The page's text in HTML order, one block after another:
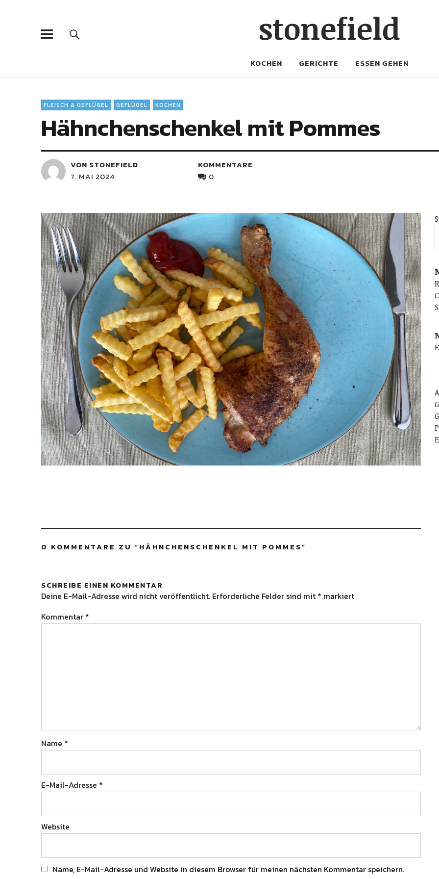
stonefield
KOCHEN GERICHTE ESSEN GEHEN
FLEISCH & GEFLÜGEL GEFLÜGEL KOCHEN
Hähnchenschenkel mit Pommes
VON STONEFIELD
7. MAI 2024
KOMMENTARE
0
0 KOMMENTARE ZU “HÄHNCHENSCHENKEL MIT POMMES”
SCHREIBE EINEN KOMMENTAR
Deine E-Mail-Adresse wird nicht veröffentlicht. Erforderliche Felder sind mit * markiert
Kommentar *
Name *
E-Mail-Adresse *
Website
Name, E-Mail-Adresse und Website in diesem Browser für meinen nächsten Kommentar speichern.